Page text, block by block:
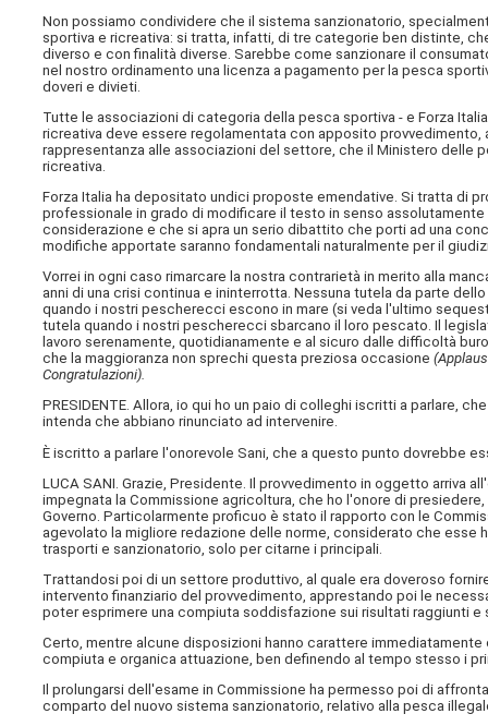
Non possiamo condividere che il sistema sanzionatorio,
sportiva e ricreativa: si tratta, infatti, di tre categorie ben distinte,
diverso e con finalità diverse. Sarebbe come sanzionare il
nel nostro ordinamento una licenza a pagamento per la pesca
doveri e divieti.
Tutte le associazioni di categoria della pesca sportiva - e Forza
ricreativa deve essere regolamentata con apposito
rappresentanza alle associazioni del settore, che il Ministero
ricreativa.
Forza Italia ha depositato undici proposte emendative. Si tratta di
professionale in grado di modificare il testo in senso
considerazione e che si apra un serio dibattito che porti ad una
modifiche apportate saranno fondamentali naturalmente per il
Vorrei in ogni caso rimarcare la nostra contrarietà in merito alla
anni di una crisi continua e ininterrotta. Nessuna tutela da parte
quando i nostri pescherecci escono in mare (si veda l'ultimo
tutela quando i nostri pescherecci sbarcano il loro pescato. Il
lavoro serenamente, quotidianamente e al sicuro dalle difficoltà
che la maggioranza non sprechi questa preziosa occasione
Congratulazioni).
PRESIDENTE. Allora, io qui ho un paio di colleghi iscritti a parlare,
intenda che abbiano rinunciato ad intervenire.
È iscritto a parlare l'onorevole Sani, che a questo punto dovrebbe
LUCA SANI. Grazie, Presidente. Il provvedimento in oggetto arriva
impegnata la Commissione agricoltura, che ho l'onore di
Governo. Particolarmente proficuo è stato il rapporto con le
agevolato la migliore redazione delle norme, considerato che esse
trasporti e sanzionatorio, solo per citarne i principali.
Trattandosi poi di un settore produttivo, al quale era doveroso
intervento finanziario del provvedimento, apprestando poi le
poter esprimere una compiuta soddisfazione sui risultati raggiunti
Certo, mentre alcune disposizioni hanno carattere
compiuta e organica attuazione, ben definendo al tempo stesso i
Il prolungarsi dell'esame in Commissione ha permesso poi di
comparto del nuovo sistema sanzionatorio, relativo alla pesca